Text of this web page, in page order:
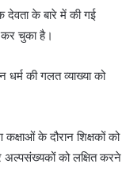
देवता के बारे में की गई
कर चुका है।
की गलत व्याख्या को
कक्षाओं के दौरान शिक्षकों को
अल्पसंख्यकों को लक्षित करने